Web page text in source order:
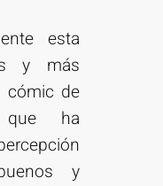
esta
y más
cómic de
que ha
y